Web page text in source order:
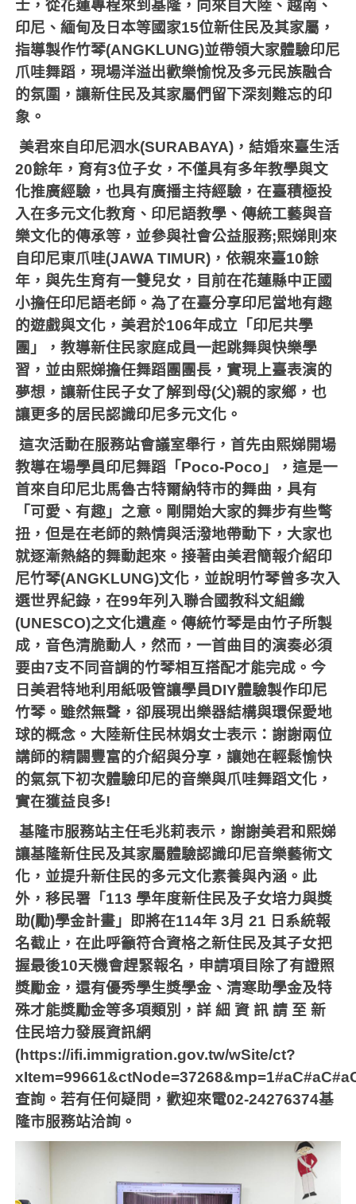
士，從花蓮專程來到基隆，向來自大陸、越南、
印尼、緬甸及日本等國家15位新住民及其家屬，
指導製作竹琴(ANGKLUNG)並帶領大家體驗印尼
爪哇舞蹈，現場洋溢出歡樂愉悅及多元民族融合
的氛圍，讓新住民及其家屬們留下深刻難忘的印
象。
美君來自印尼泗水(SURABAYA) ，結婚來臺生活
20餘年，育有3位子女，不僅具有多年教學與文
化推廣經驗，也具有廣播主持經驗，在臺積極投
入在多元文化教育、印尼語教學、傳統工藝與音
樂文化的傳承等，並參與社會公益服務;熙娣則來
自印尼東爪哇(JAWA TIMUR) ，依親來臺10餘
年，與先生育有一雙兒女，目前在花蓮縣中正國
小擔任印尼語老師。為了在臺分享印尼當地有趣
的遊戲與文化，美君於106年成立「印尼共學
團」，教導新住民家庭成員一起跳舞與快樂學
習，並由熙娣擔任舞蹈團團長，實現上臺表演的
夢想，讓新住民子女了解到母(父)親的家鄉，也
讓更多的居民認識印尼多元文化。
這次活動在服務站會議室舉行，首先由熙娣開場
教導在場學員印尼舞蹈「Poco-Poco 」，這是一
首來自印尼北馬魯古特爾納特市的舞曲，具有
「可愛、有趣」之意。剛開始大家的舞步有些彆
扭，但是在老師的熱情與活潑地帶動下，大家也
就逐漸熱絡的舞動起來。接著由美君簡報介紹印
尼竹琴(ANGKLUNG)文化，並說明竹琴曾多次入
選世界紀錄，在99年列入聯合國教科文組織
(UNESCO)之文化遺產。傳統竹琴是由竹子所製
成，音色清脆動人，然而，一首曲目的演奏必須
要由7支不同音調的竹琴相互搭配才能完成。今
日美君特地利用紙吸管讓學員DIY體驗製作印尼
竹琴。雖然無聲，卻展現出樂器結構與環保愛地
球的概念。大陸新住民林娟女士表示：謝謝兩位
講師的精闢豐富的介紹與分享，讓她在輕鬆愉快
的氣氛下初次體驗印尼的音樂與爪哇舞蹈文化，
實在獲益良多!
基隆市服務站主任毛兆莉表示，謝謝美君和熙娣
讓基隆新住民及其家屬體驗認識印尼音樂藝術文
化，並提升新住民的多元文化素養與內涵。此
外，移民署「113 學年度新住民及子女培力與獎
助(勵)學金計畫」即將在114年 3月 21 日系統報
名截止，在此呼籲符合資格之新住民及其子女把
握最後10天機會趕緊報名，申請項目除了有證照
獎勵金，還有優秀學生獎學金、清寒助學金及特
殊才能獎勵金等多項類別，詳 細 資 訊 請 至 新
住民培力發展資訊網
(https://ifi.immigration.gov.tw/wSite/ct?
查詢。若有任何疑問，歡迎來電02-24276374基
隆市服務站洽詢。